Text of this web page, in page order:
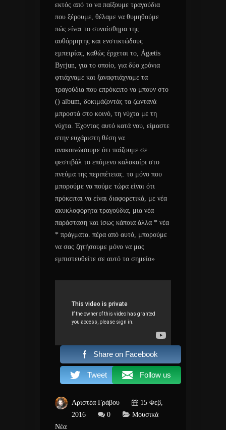
εκτός από το να παίξουμε τραγούδια
που ξέρουμε, θέλαμε να θυμηθούμε
πώς είναι το συναίσθημα της
αυθόρμητης και ενστικτώδους
εμπειρίας, καθώς έρχεται το, Ágætis
Byrjun, για το οποίο, για δύο χρόνια
φτιάχναμε και ξαναφτιάχναμε τα
τραγούδια που επρόκειτο να μπουν στο
() album, δοκιμάζοντάς τα ζωντανά
μπροστά στο κοινό, τη νύχτα με τη
νύχτα. Έχοντας αυτό κατά νου, είμαστε
στην ευχάριστη θέση να
ανακοινώσουμε ότι παίζουμε σε
φεστιβάλ το επόμενο καλοκαίρι στο
πνεύμα της περιπέτειας. το μόνο που
μπορούμε να πούμε τώρα είναι ότι
πρόκειται να είναι διαφορετικά, με νέα
ακυκλοφόρητα τραγούδια, μια νέα
παράσταση και ίσως κάποια άλλα * νέα
* πράγματα. πέρα από αυτό, μπορούμε
να σας ζητήσουμε μόνο να μας
εμπιστευθείτε σε αυτό το σημείο»
Share on Facebook
Tweet Follow us
Αριστέα Γράβου
15 Φεβ,
2016
0
Μουσικά
Νέα